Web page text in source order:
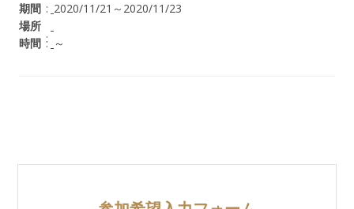
期間
2020/11/21～2020/11/23
場所
時間
～